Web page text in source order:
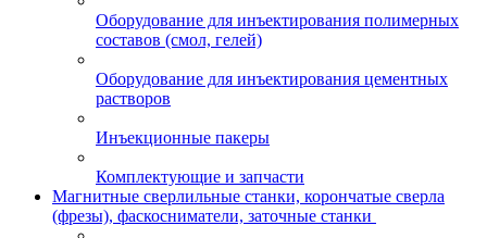
Оборудование для инъектирования полимерных
составов (смол, гелей)
Оборудование для инъектирования цементных
растворов
Инъекционные пакеры
Комплектующие и запчасти
Магнитные сверлильные станки, корончатые сверла
(фрезы), фаскосниматели, заточные станки